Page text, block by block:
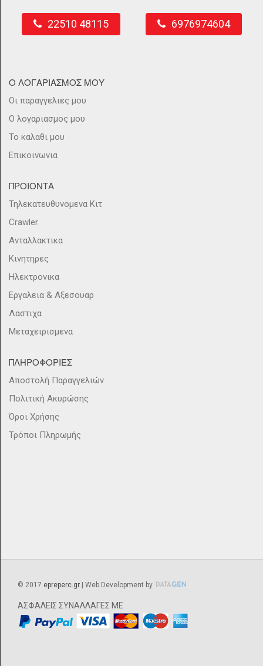
22510 48115 6976974604
Ο ΛΟΓΑΡΙΑΣΜΟΣ ΜΟΥ
Οι παραγγελιες μου
Ο λογαριασμος μου
Το καλαθι μου
Επικοινωνια
ΠΡΟΙΟΝΤΑ
Τηλεκατευθυνομενα Κιτ
Crawler
Ανταλλακτικα
Κινητηρες
Ηλεκτρονικα
Εργαλεια & Αξεσουαρ
Λαστιχα
Μεταχειρισμενα
ΠΛΗΡΟΦΟΡΙΕΣ
Αποστολή Παραγγελιών
Πολιτική Ακυρώσης
Όροι Χρήσης
Τρόποι Πληρωμής
© 2017 epreperc.gr | Web Development by
ΑΣΦΑΛΕΙΣ ΣΥΝΑΛΛΑΓΕΣ ΜΕ